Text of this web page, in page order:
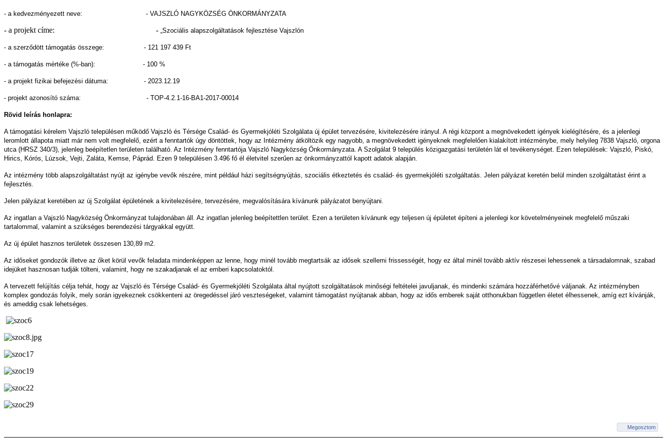
- a kedvezményezett neve: - VAJSZLÓ NAGYKÖZSÉG ÖNKORMÁNYZATA
- a projekt címe: - „Szociális alapszolgáltatások fejlesztése Vajszlón
- a szerződött támogatás összege: - 121 197 439 Ft
- a támogatás mértéke (%-ban): - 100 %
- a projekt fizikai befejezési dátuma: - 2023.12.19
- projekt azonosító száma: - TOP-4.2.1-16-BA1-2017-00014
Rövid leírás honlapra:
A támogatási kérelem Vajszló településen működő Vajszló és Térsége Család- és Gyermekjóléti Szolgálata új épület tervezésére, kivitelezésére irányul. A régi központ a megnövekedett igények kielégítésére, és a jelenlegi
leromlott állapota miatt már nem volt megfelelő, ezért a fenntartók úgy döntöttek, hogy az Intézmény átköltözik egy nagyobb, a megnövekedett igényeknek megfelelően kialakított intézménybe, mely helyileg 7838 Vajszló, orgona
utca (HRSZ 340/3), jelenleg beépítetlen területen található. Az Intézmény fenntartója Vajszló Nagyközség Önkormányzata. A Szolgálat 9 település közigazgatási területén lát el tevékenységet. Ezen települések: Vajszló, Piskó,
Hirics, Kórós, Lúzsok, Vejti, Zaláta, Kemse, Páprád. Ezen 9 településen 3.496 fő él életvitel szerűen az önkormányzattól kapott adatok alapján.
Az intézmény több alapszolgáltatást nyújt az igénybe vevők részére, mint például házi segítségnyújtás, szociális étkeztetés és család- és gyermekjóléti szolgáltatás. Jelen pályázat keretén belül minden szolgáltatást érint a
fejlesztés.
Jelen pályázat keretében az új Szolgálat épületének a kivitelezésére, tervezésére, megvalósítására kívánunk pályázatot benyújtani.
Az ingatlan a Vajszló Nagyközség Önkormányzat tulajdonában áll. Az ingatlan jelenleg beépítettlen terület. Ezen a területen kívánunk egy teljesen új épületet építeni a jelenlegi kor követelményeinek megfelelő műszaki
tartalommal, valamint a szükséges berendezési tárgyakkal együtt.
Az új épület hasznos területek összesen 130,89 m2.
Az időseket gondozók illetve az őket körül vevők feladata mindenképpen az lenne, hogy minél tovább megtartsák az idősek szellemi frissességét, hogy ez által minél tovább aktív részesei lehessenek a társadalomnak, szabad
idejüket hasznosan tudják tölteni, valamint, hogy ne szakadjanak el az emberi kapcsolatoktól.
A tervezett felújítás célja tehát, hogy az Vajszló és Térsége Család- és Gyermekjóléti Szolgálata által nyújtott szolgáltatások minőségi feltételei javuljanak, és mindenki számára hozzáférhetővé váljanak. Az intézményben
komplex gondozás folyik, mely során igyekeznek csökkenteni az öregedéssel járó veszteségeket, valamint támogatást nyújtanak abban, hogy az idős emberek saját otthonukban független életet élhessenek, amíg ezt kívánják,
és ameddig csak lehetséges.
Megosztom